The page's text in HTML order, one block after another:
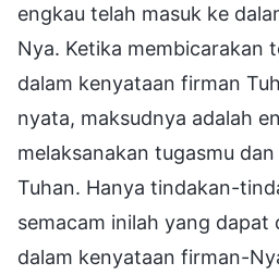
engkau telah masuk ke
Nya. Ketika membicarakan
dalam kenyataan firman
nyata, maksudnya adalah
melaksanakan tugasmu
Tuhan. Hanya tindakan-
semacam inilah yang dapat
dalam kenyataan firman-